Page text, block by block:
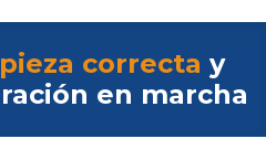
pieza correcta y
en marcha